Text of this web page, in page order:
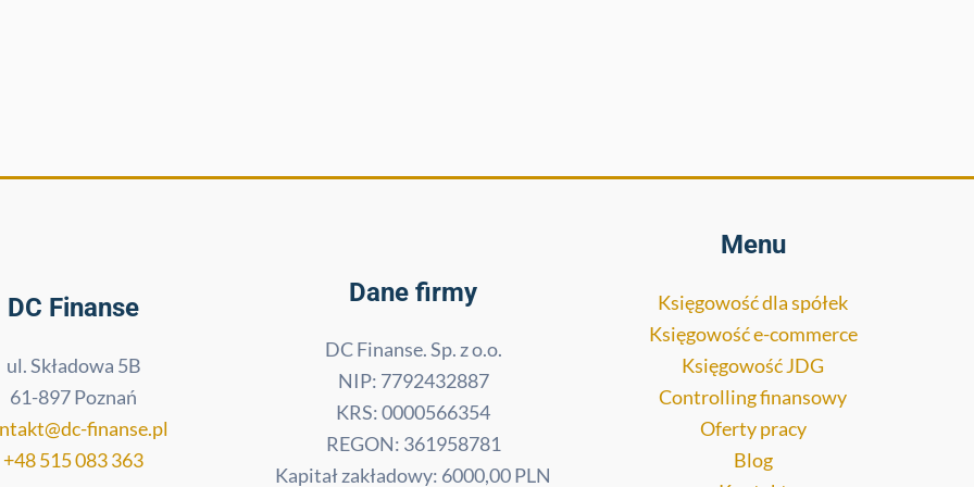
DC Finanse
ul. Składowa 5B
61-897 Poznań
finanse.pl
+48 515 083 363
Dane firmy
DC Finanse. Sp. z o.o.
NIP: 7792432887
KRS: 0000566354
REGON: 361958781
Kapitał zakładowy: 6000,00 PLN
Menu
Księgowość dla spółek
Księgowość e-commerce
Księgowość JDG
Controlling finansowy
Oferty pracy
Blog